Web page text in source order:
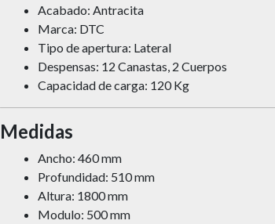
Acabado: Antracita
Marca: DTC
Tipo de apertura: Lateral
Despensas: 12 Canastas, 2 Cuerpos
Capacidad de carga: 120 Kg
Medidas
Ancho: 460 mm
Profundidad: 510 mm
Altura: 1800 mm
Modulo: 500 mm